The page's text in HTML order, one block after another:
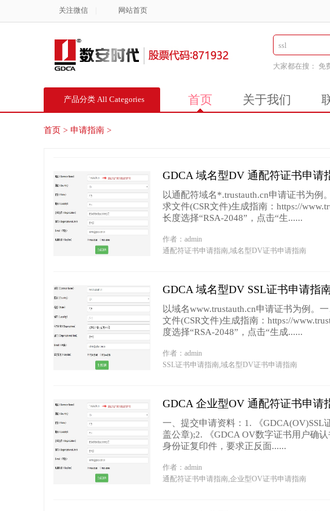
关注微信 网站首页
大家都在搜： 免
首页 关于我们
产品分类 All Categories
首页 > 申请指南 >
GDCA 域名型DV 通配符证书申请
以通配符域名*.trustauth.cn申请证书为例
求文件(CSR文件)生成指南：https://
长度选择“RSA-2048”，点击“生......
作者：admin
通配符证书申请指南,域名型DV证书申请指南
GDCA 域名型DV SSL证书申请指
以域名www.trustauth.cn申请证书为例。
文件(CSR文件)生成指南：https://
度选择“RSA-2048”，点击“生成......
作者：admin
SSL证书申请指南,域名型DV证书申请指南
GDCA 企业型OV 通配符证书申请
一、提交申请资料：1. 《
盖公章);2. 《GDCA OV数字证书用户确
身份证复印件，要求正反面......
作者：admin
通配符证书申请指南,企业型OV证书申请指南